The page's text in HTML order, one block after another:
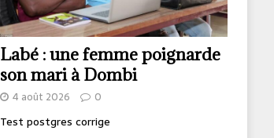
Labé : une femme poignarde
son mari à Dombi
4 août 2026 0
Test postgres corrige